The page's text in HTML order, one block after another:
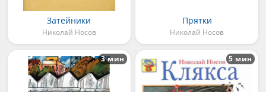
Затейники
Николай Носов
Прятки
Николай Носов
3 мин 5 мин